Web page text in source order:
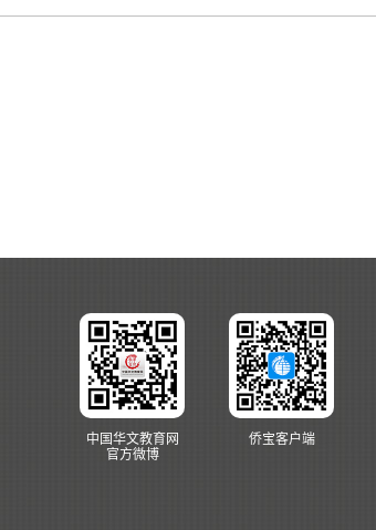
中国华文教育网
官方微博
侨宝客户端